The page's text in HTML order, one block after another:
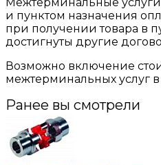
и пунктом назначения
при получении товара в
достигнуты другие
Возможно включение
межтерминальных услуг в
Ранее вы смотрели